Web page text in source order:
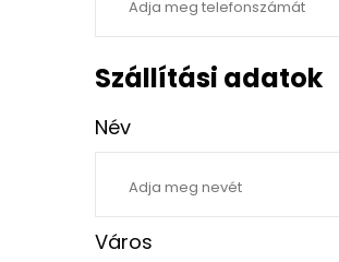
Szállítási adatok
Név
Város